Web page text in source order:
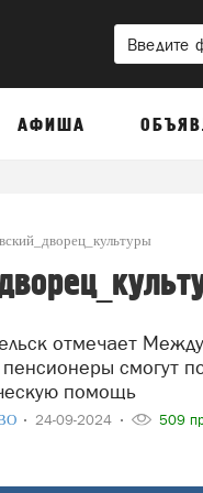
АФИША
смогут
помощь
24-09-2024 509